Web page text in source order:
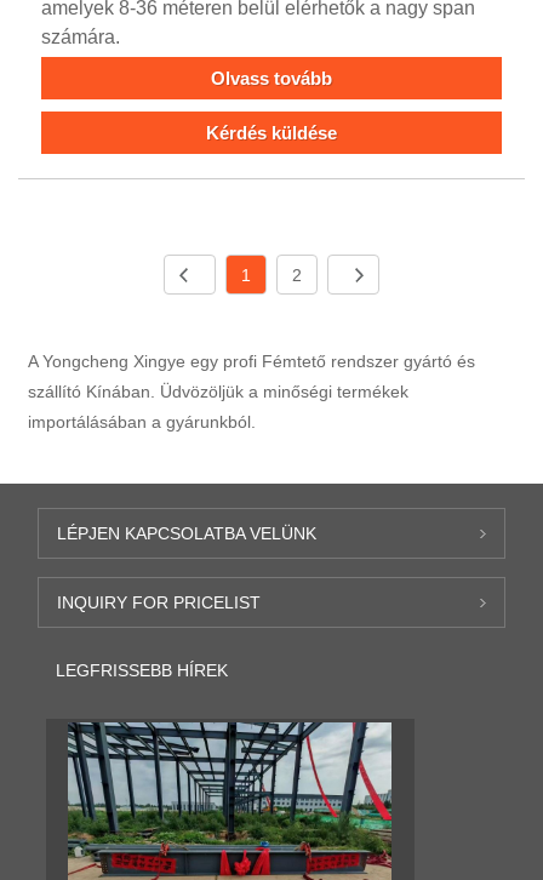
amelyek 8-36 méteren belül elérhetők a nagy span
számára.
Olvass tovább
Kérdés küldése
1 2
A Yongcheng Xingye egy profi Fémtető rendszer gyártó és
szállító Kínában. Üdvözöljük a minőségi termékek
importálásában a gyárunkból.
LÉPJEN KAPCSOLATBA VELÜNK
INQUIRY FOR PRICELIST
LEGFRISSEBB HÍREK